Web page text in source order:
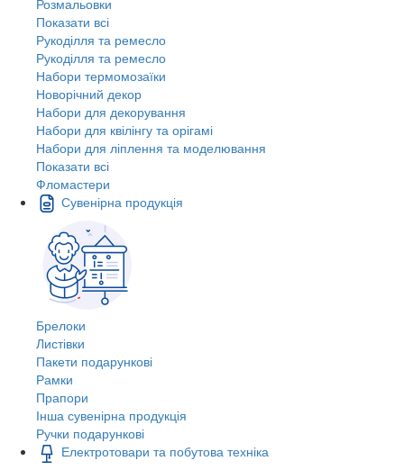
Розмальовки
Показати всі
Рукоділля та ремесло
Рукоділля та ремесло
Набори термомозаїки
Новорічний декор
Набори для декорування
Набори для квілінгу та орігамі
Набори для ліплення та моделювання
Показати всі
Фломастери
Сувенірна продукція
Брелоки
Листівки
Пакети подарункові
Рамки
Прапори
Інша сувенірна продукція
Ручки подарункові
Електротовари та побутова техніка